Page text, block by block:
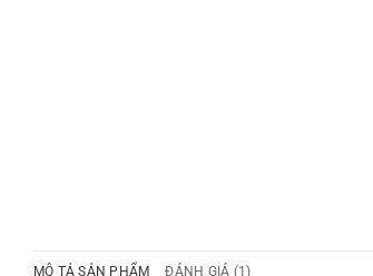
MÔ TẢ SẢN PHẨM ĐÁNH GIÁ (1)